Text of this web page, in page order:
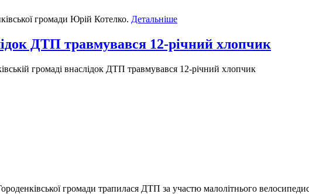
громади Юрій Котелко. Детальніше
ДТП травмувався 12-річний хлопчик
громаді внаслідок ДТП травмувався 12-річний хлопчик
громади трапилася ДТП за участю малолітнього